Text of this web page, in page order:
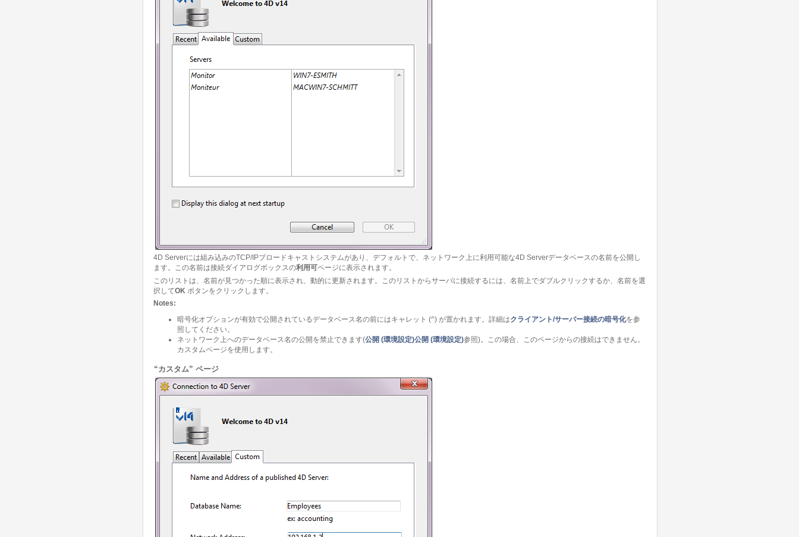
4D Serverには組み込みのTCP/IPブロードキャストシステムがあり、デフォルトで、ネットワーク上に利用可能な4D Serverデータベースの名前を公開し
ます。この名前は接続ダイアログボックスの利用可ページに表示されます。
このリストは、名前が見つかった順に表示され、動的に更新されます。このリストからサーバに接続するには、名前上でダブルクリックするか、名前を選
択してOK ボタンをクリックします。
Notes:
暗号化オプションが有効で公開されているデータベース名の前にはキャレット (^) が置かれます。詳細はクライアント/サーバー接続の暗号化を参
照してください。
ネットワーク上へのデータベース名の公開を禁止できます(公開 (環境設定)公開 (環境設定)参照)。この場合、このページからの接続はできません。
カスタムページを使用します。
“カスタム” ページ